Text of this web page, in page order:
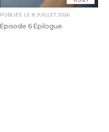
PUBLIÉE LE 8 JUILLET 2026
Épisode 6 Épilogue